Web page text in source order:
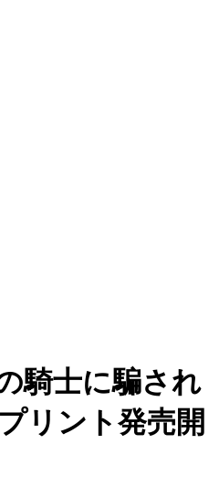
騎士に騙され
リント発売開